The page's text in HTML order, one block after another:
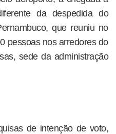
da despedida do
que reuniu no
pessoas nos arredores do
sede da administração
de intenção de voto,